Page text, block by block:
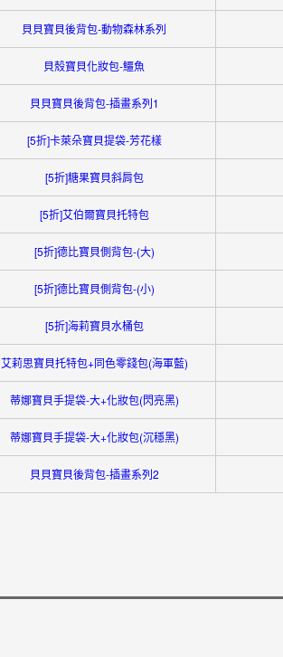
貝貝寶貝後背包-動物森林系列
貝殼寶貝化妝包-鱷魚
貝貝寶貝後背包-插畫系列1
[5折]卡萊朵寶貝提袋-芳花樣
[5折]糖果寶貝斜肩包
[5折]艾伯爾寶貝托特包
[5折]德比寶貝側背包-(大)
[5折]德比寶貝側背包-(小)
[5折]海莉寶貝水桶包
艾莉思寶貝托特包+同色零錢包(海軍藍)
蒂娜寶貝手提袋-大+化妝包(閃亮黑)
蒂娜寶貝手提袋-大+化妝包(沉穩黑)
貝貝寶貝後背包-插畫系列2